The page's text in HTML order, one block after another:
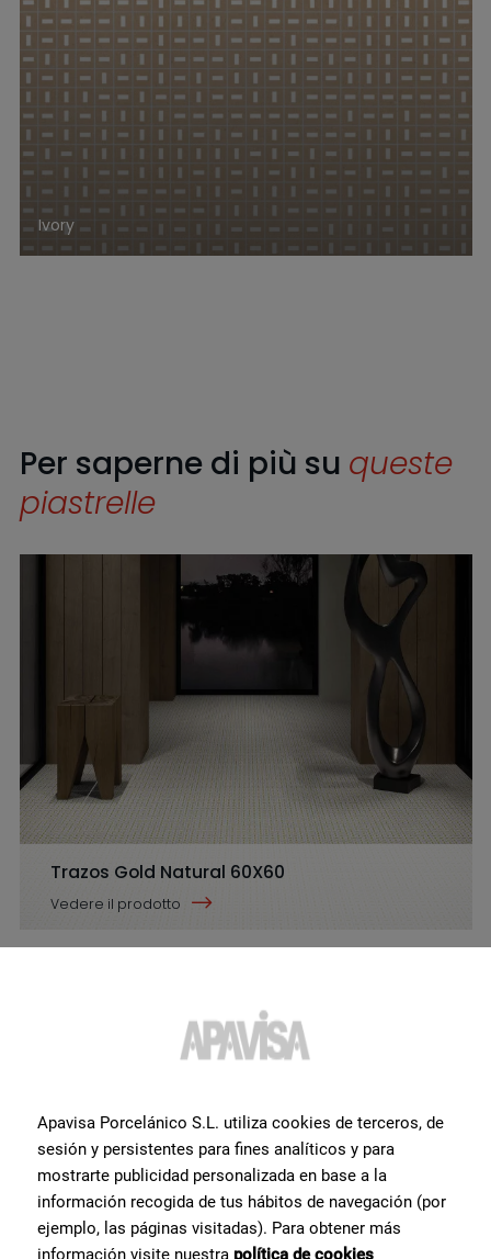
Ivory
Per saperne di più su queste
piastrelle
Trazos Gold Natural 60X60
Vedere il prodotto
Trazos Black Natural 60X60
Trazos Gold Natural 60X60
Vedere il prodotto
Trazos Ivory Natural 60X60
Apavisa Porcelánico S.L. utiliza cookies de terceros, de
sesión y persistentes para fines analíticos y para
mostrarte publicidad personalizada en base a la
información recogida de tus hábitos de navegación (por
ejemplo, las páginas visitadas). Para obtener más
información visite nuestra política de cookies